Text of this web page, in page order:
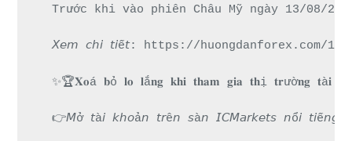
Trước khi vào phiên Châu Mỹ ngày 13/08/
𝘟𝘦𝘮 𝘤𝘩𝘪 𝘵𝘪ế𝘵: https://huongdanforex.com/
✨🏆𝐗𝐨á 𝐛ỏ 𝐥𝐨 𝐥ắ𝐧𝐠 𝐤𝐡𝐢 𝐭𝐡𝐚𝐦 𝐠𝐢𝐚 𝐭𝐡ị 𝐭𝐫ườ𝐧𝐠 𝐭à𝐢
👉𝘔ở 𝘵à𝘪 𝘬𝘩𝘰ả𝘯 𝘵𝘳ê𝘯 𝘴à𝘯 𝘐𝘊𝘔𝘢𝘳𝘬𝘦𝘵𝘴 𝘯ổ𝘪